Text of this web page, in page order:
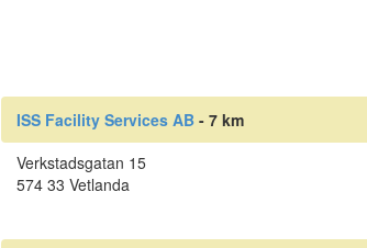
ISS Facility Services AB- 7 km
Verkstadsgatan 15
574 33 Vetlanda